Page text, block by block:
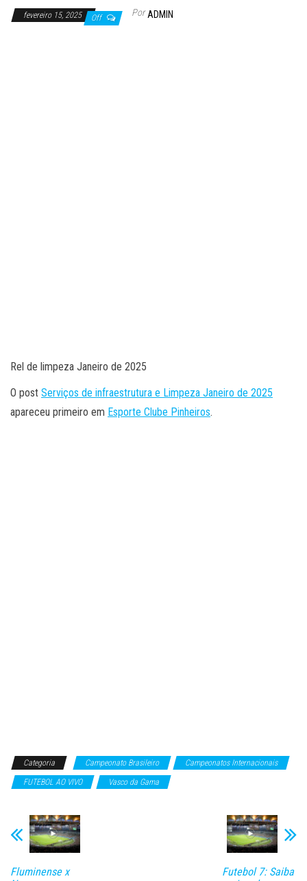
fevereiro 15, 2025 Off Por ADMIN
Rel de limpeza Janeiro de 2025
O post Serviços de infraestrutura e Limpeza Janeiro de 2025
apareceu primeiro em Esporte Clube Pinheiros.
Categoria Campeonato Brasileiro
Campeonatos Internacionais
FUTEBOL AO VIVO
Vasco da Gama
Fluminense x
Futebol 7: Saiba